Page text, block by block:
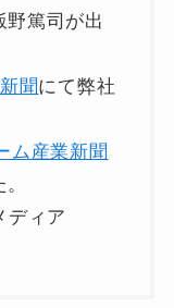
野篤司が出
聞にて弊社
ム産業新聞
ィア